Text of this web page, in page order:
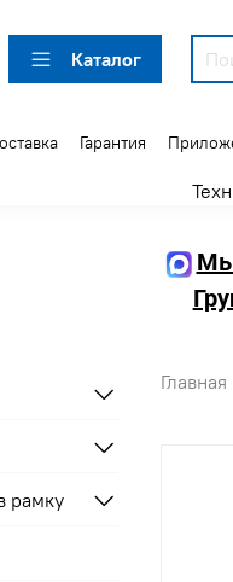
Каталог
Гарантия
Главная
рамку